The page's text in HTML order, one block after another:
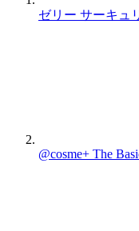
ゼリー サーキュ
@cosme+ The